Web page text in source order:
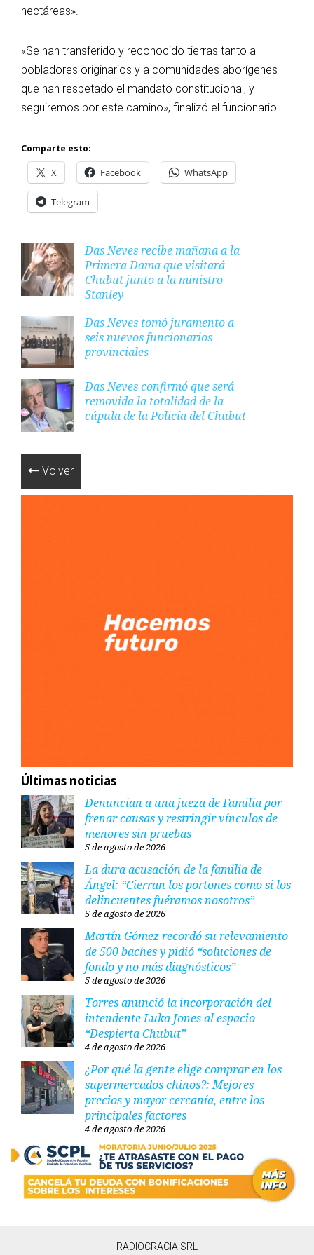
hectáreas».
«Se han transferido y reconocido tierras tanto a
pobladores originarios y a comunidades aborígenes
que han respetado el mandato constitucional, y
seguiremos por este camino», finalizó el funcionario.
Comparte esto:
X Facebook WhatsApp
Telegram
Das Neves recibe mañana a la
Primera Dama que visitará
Chubut junto a la ministro
Stanley
Das Neves tomó juramento a
seis nuevos funcionarios
provinciales
Das Neves confirmó que será
removida la totalidad de la
cúpula de la Policía del Chubut
Volver
Últimas noticias
Denuncian a una jueza de Familia por
frenar causas y restringir vínculos de
menores sin pruebas
5 de agosto de 2026
La dura acusación de la familia de
Ángel: “Cierran los portones como si los
delincuentes fuéramos nosotros”
5 de agosto de 2026
Martín Gómez recordó su relevamiento
de 500 baches y pidió “soluciones de
fondo y no más diagnósticos”
5 de agosto de 2026
Torres anunció la incorporación del
intendente Luka Jones al espacio
“Despierta Chubut”
4 de agosto de 2026
¿Por qué la gente elige comprar en los
supermercados chinos?: Mejores
precios y mayor cercanía, entre los
principales factores
4 de agosto de 2026
RADIOCRACIA SRL